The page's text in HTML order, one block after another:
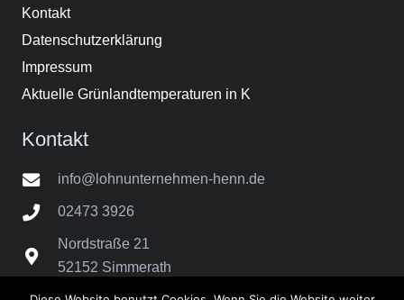
Kontakt
Datenschutzerklärung
Impressum
Aktuelle Grünlandtemperaturen in K
Kontakt
info@lohnunternehmen-henn.de
02473 3926
Nordstraße 21
52152 Simmerath